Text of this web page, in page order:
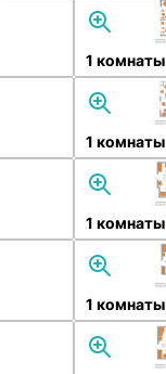
1 комнаты
1 комнаты
1 комнаты
1 комнаты